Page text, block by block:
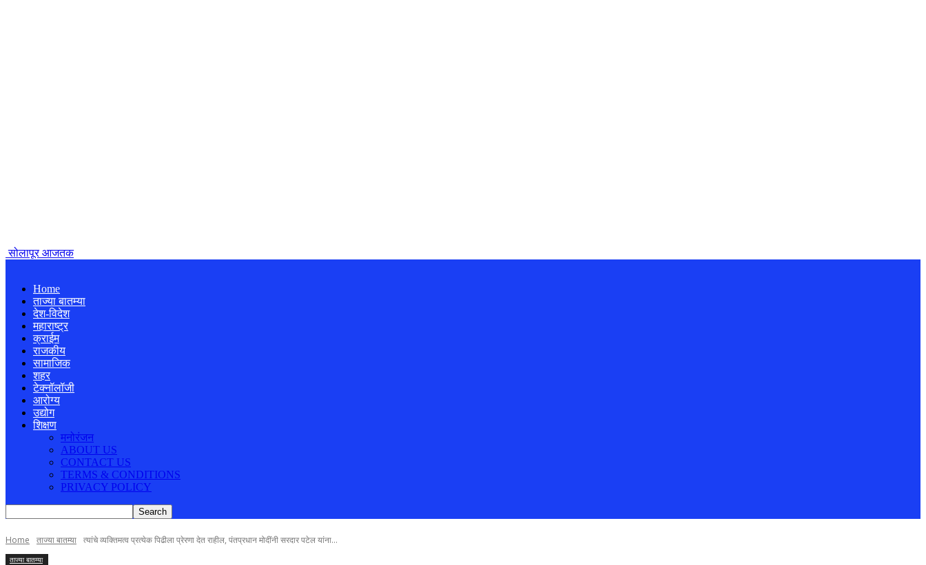
सोलापूर आजतक
Home
ताज्या बातम्या
देश-विदेश
महाराष्ट्र
क्राईम
राजकीय
सामाजिक
शहर
टेक्नॉलॉजी
आरोग्य
उद्योग
शिक्षण
मनोरंजन
ABOUT US
CONTACT US
TERMS & CONDITIONS
PRIVACY POLICY
Home ताज्या बातम्या त्यांचे व्यक्तिमत्व प्रत्येक पिढीला प्रेरणा देत राहील, पंतप्रधान मोदींनी सरदार पटेल यांना...
ताज्या बातम्या